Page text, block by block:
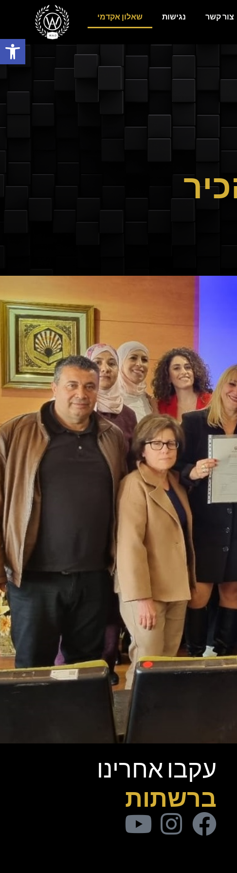
צור קשר נגישות שאלון אקדמי
עקבו אחרינו
ברשתות